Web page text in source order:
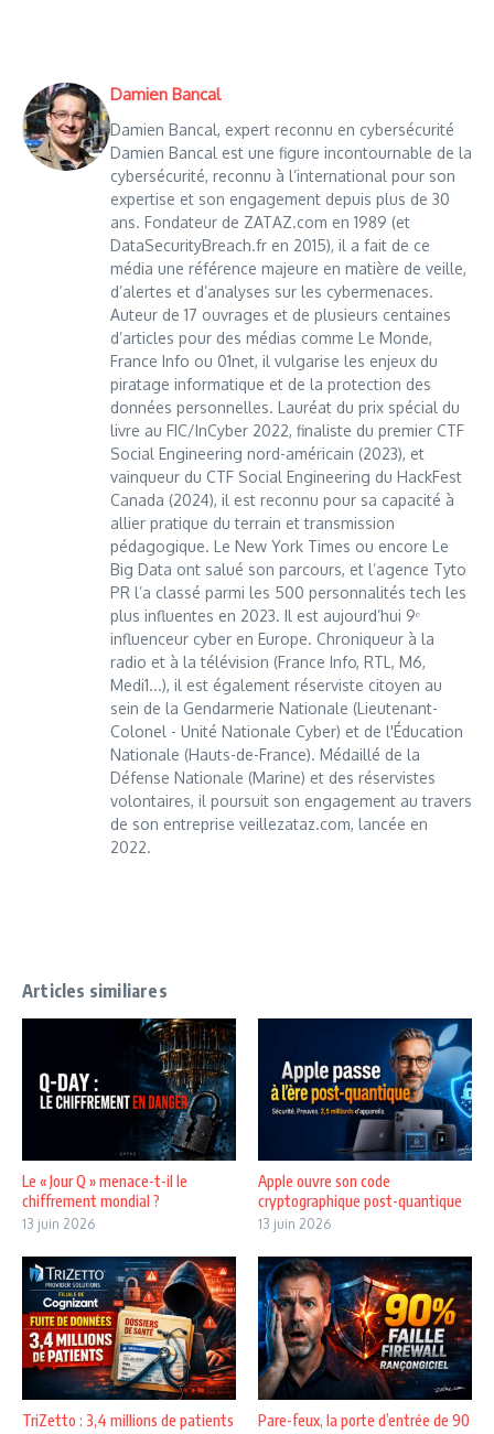
Damien Bancal
Damien Bancal, expert reconnu en cybersécurité
Damien Bancal est une figure incontournable de la
cybersécurité, reconnu à l’international pour son
expertise et son engagement depuis plus de 30
ans. Fondateur de ZATAZ.com en 1989 (et
DataSecurityBreach.fr en 2015), il a fait de ce
média une référence majeure en matière de veille,
d’alertes et d’analyses sur les cybermenaces.
Auteur de 17 ouvrages et de plusieurs centaines
d’articles pour des médias comme Le Monde,
France Info ou 01net, il vulgarise les enjeux du
piratage informatique et de la protection des
données personnelles. Lauréat du prix spécial du
livre au FIC/InCyber 2022, finaliste du premier CTF
Social Engineering nord-américain (2023), et
vainqueur du CTF Social Engineering du HackFest
Canada (2024), il est reconnu pour sa capacité à
allier pratique du terrain et transmission
pédagogique. Le New York Times ou encore Le
Big Data ont salué son parcours, et l’agence Tyto
PR l’a classé parmi les 500 personnalités tech les
plus influentes en 2023. Il est aujourd’hui 9ᵉ
influenceur cyber en Europe. Chroniqueur à la
radio et à la télévision (France Info, RTL, M6,
Medi1...), il est également réserviste citoyen au
sein de la Gendarmerie Nationale (Lieutenant-
Colonel - Unité Nationale Cyber) et de l'Éducation
Nationale (Hauts-de-France). Médaillé de la
Défense Nationale (Marine) et des réservistes
volontaires, il poursuit son engagement au travers
de son entreprise veillezataz.com, lancée en
2022.
Articles similiares
Le « Jour Q » menace-t-il le
chiffrement mondial ?
13 juin 2026
Apple ouvre son code
cryptographique post-quantique
13 juin 2026
TriZetto : 3,4 millions de patients
Pare-feux, la porte d’entrée de 90